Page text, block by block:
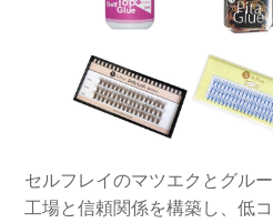
セルフレイのマツエクとグル
工場と信頼関係を構築し、低